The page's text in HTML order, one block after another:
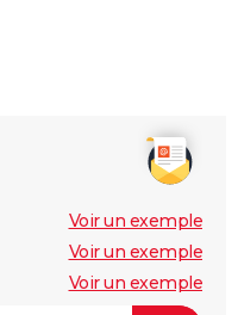
Voir un exemple
Voir un exemple
Voir un exemple